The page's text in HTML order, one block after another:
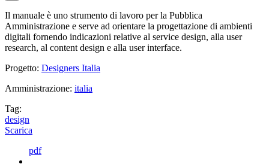
Il manuale è uno strumento di lavoro per la Pubblica
Amministrazione e serve ad orientare la progettazione di ambienti
digitali fornendo indicazioni relative al service design, alla user
research, al content design e alla user interface.
Progetto: Designers Italia
Amministrazione: italia
Tag:
design
Scarica
pdf